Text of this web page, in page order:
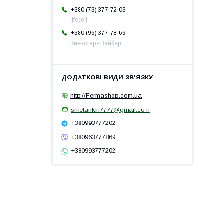
+380 (73) 377-72-03
lifecell
+380 (96) 377-78-69
Киевстар - Вайбер
http://Fermashop.com.ua
smetankin7777@gmail.com
+380993777202
+380963777869
+380993777202